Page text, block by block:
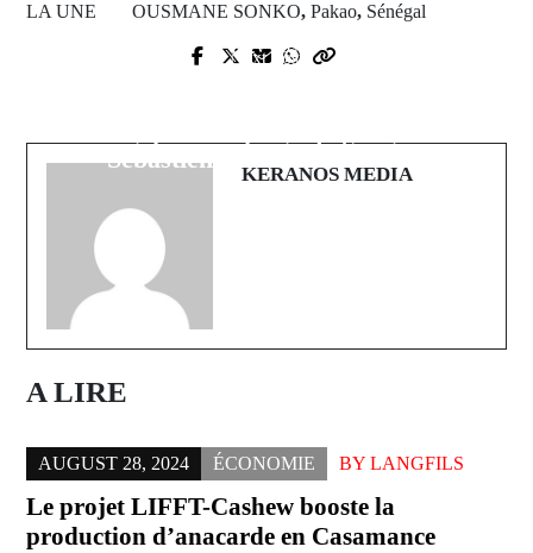
LA UNE
OUSMANE SONKO, Pakao, Sénégal
Prev Post
sénégalaise au large de Sangomar
Next Post
Sébastien Lecornu maintenu
KERANOS MEDIA
A LIRE
AUGUST 28, 2024 ÉCONOMIE BY LANGFILS
Le projet LIFFT-Cashew booste la
production d’anacarde en Casamance